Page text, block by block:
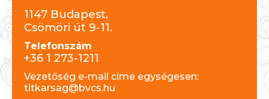
1147 Budapest,
Csömöri út 9-11.
Telefonszám
+36 1 273-1211
Vezetőség e-mail címe egységesen:
titkarsag@bvcs.hu